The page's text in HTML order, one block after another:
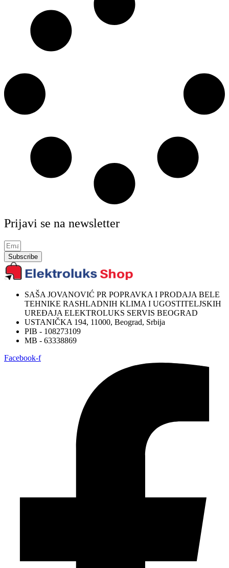
Prijavi se na newsletter
Subscribe
SAŠA JOVANOVIĆ PR POPRAVKA I PRODAJA BELE
TEHNIKE RASHLADNIH KLIMA I UGOSTITELJSKIH
UREĐAJA ELEKTROLUKS SERVIS BEOGRAD
USTANIČKA 194, 11000, Beograd, Srbija
PIB - 108273109
MB - 63338869
Facebook-f